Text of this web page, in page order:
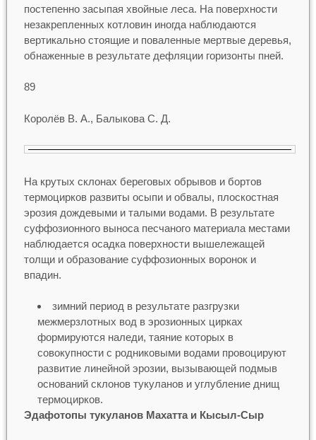
постепенно засыпая хвойные леса. На поверхности
незакрепленных котловин иногда наблюдаются
вертикально стоящие и поваленные мертвые деревья,
обнаженные в результате дефляции горизонты пней.
89
Королёв В. А., Балыкова С. Д.
На крутых склонах береговых обрывов и бортов
термоцирков развиты осыпи и обвалы, плоскостная
эрозия дождевыми и талыми водами. В результате
суффозионного выноса песчаного материала местами
наблюдается осадка поверхности вышележащей
толщи и образование суффозионных воронок и
впадин.
зимний период в результате разгрузки
межмерзлотных вод в эрозионных цирках
формируются наледи, таяние которых в
совокупности с родниковыми водами провоцируют
развитие линейной эрозии, вызывающей подмыв
оснований склонов тукуланов и углубление днищ
термоцирков.
Эдафотопы тукуланов Махатта и Кысыл-Сыр